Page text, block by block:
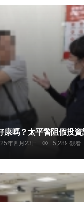
康嗎？太平警阻假投
年四月23日 5,289 觀看